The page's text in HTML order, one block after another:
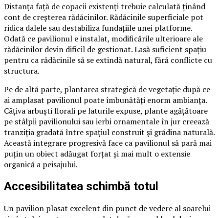
Distanța față de copacii existenți trebuie calculată ținând
cont de creșterea rădăcinilor. Rădăcinile superficiale pot
ridica dalele sau destabiliza fundațiile unei platforme.
Odată ce pavilionul e instalat, modificările ulterioare ale
rădăcinilor devin dificil de gestionat. Lasă suficient spațiu
pentru ca rădăcinile să se extindă natural, fără conflicte cu
structura.
Pe de altă parte, plantarea strategică de vegetație după ce
ai amplasat pavilionul poate îmbunătăți enorm ambianța.
Câțiva arbuști florali pe laturile expuse, plante agățătoare
pe stâlpii pavilionului sau ierbi ornamentale în jur creează
tranziția gradată între spațiul construit și grădina naturală.
Această integrare progresivă face ca pavilionul să pară mai
puțin un obiect adăugat forțat și mai mult o extensie
organică a peisajului.
Accesibilitatea schimbă totul
Un pavilion plasat excelent din punct de vedere al soarelui